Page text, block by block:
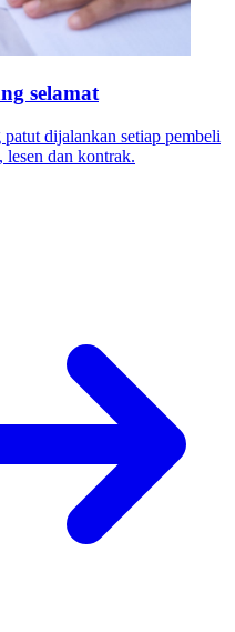
selamat
dijalankan setiap pembeli
dan kontrak.